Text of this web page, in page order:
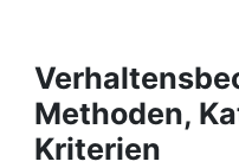
Projects
People
Methoden,
Kriterien